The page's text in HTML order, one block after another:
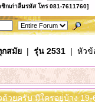
กเก่าลืมรหัส โทร 081-7611760]
กสมัย| รุ่น 2531| หัวข้
วยครับ มีใครอยู่บ้าง